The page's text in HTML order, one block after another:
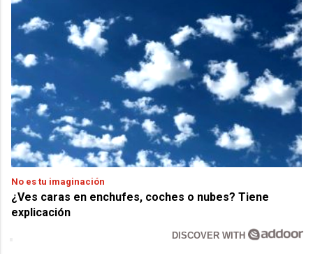
No es tu imaginación
¿Ves caras en enchufes, coches o nubes? Tiene
explicación
DISCOVER WITH